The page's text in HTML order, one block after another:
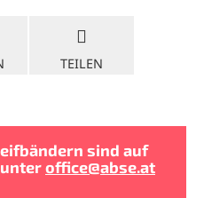
TEILEN
sind auf
office@abse.at